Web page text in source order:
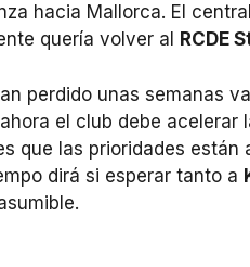
hacia Mallorca. El
quería volver al
RCDE
perdido unas semanas
el club debe
que las prioridades
dirá si esperar tanto a